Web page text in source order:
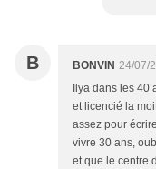
B BONVIN 24/07/
Ilya dans les
et licencié la
assez pour
vivre 30 ans,
et que le centre